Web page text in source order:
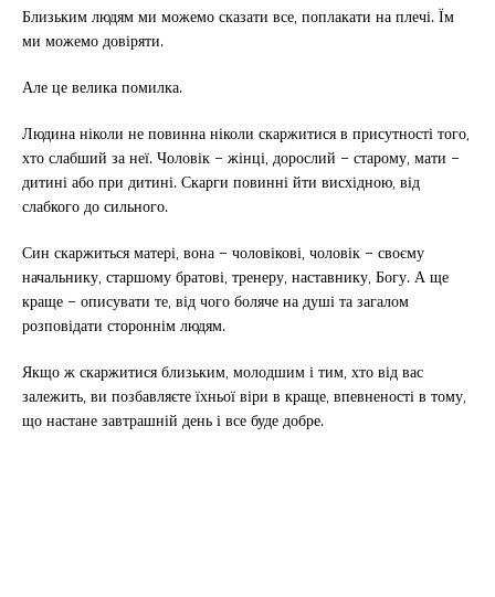
Близьким людям ми можемо сказати все, поплакати на плечі. Їм
ми можемо довіряти.
Але це велика помилка.
Людина ніколи не повинна ніколи скаржитися в присутності того,
хто слабший за неї. Чоловік – жінці, дорослий – старому, мати –
дитині або при дитині. Скарги повинні йти висхідною, від
слабкого до сильного.
Син скаржиться матері, вона – чоловікові, чоловік – своєму
начальнику, старшому братові, тренеру, наставнику, Богу. А ще
краще – описувати те, від чого боляче на душі та загалом
розповідати стороннім людям.
Якщо ж скаржитися близьким, молодшим і тим, хто від вас
залежить, ви позбавляєте їхньої віри в краще, впевненості в тому,
що настане завтрашній день і все буде добре.